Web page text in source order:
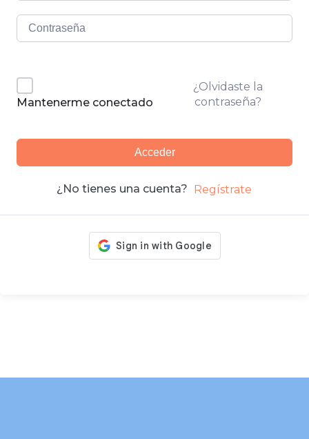
Mantenerme conectado
¿Olvidaste la
contraseña?
Acceder
¿No tienes una cuenta? Regístrate